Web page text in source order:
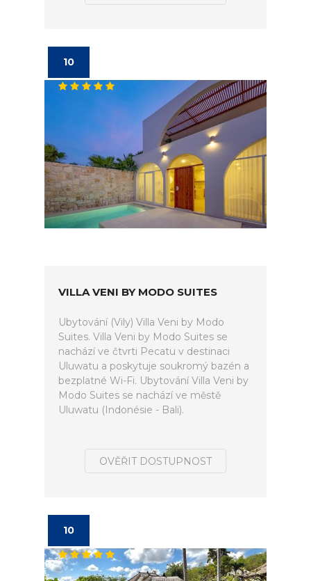
10
VILLA VENI BY MODO SUITES
Ubytování (Vily) Villa Veni by Modo
Suites. Villa Veni by Modo Suites se
nachází ve čtvrti Pecatu v destinaci
Uluwatu a poskytuje soukromý bazén a
bezplatné Wi-Fi. Ubytování Villa Veni by
Modo Suites se nachází ve městě
Uluwatu (Indonésie - Bali).
OVĚŘIT DOSTUPNOST
10